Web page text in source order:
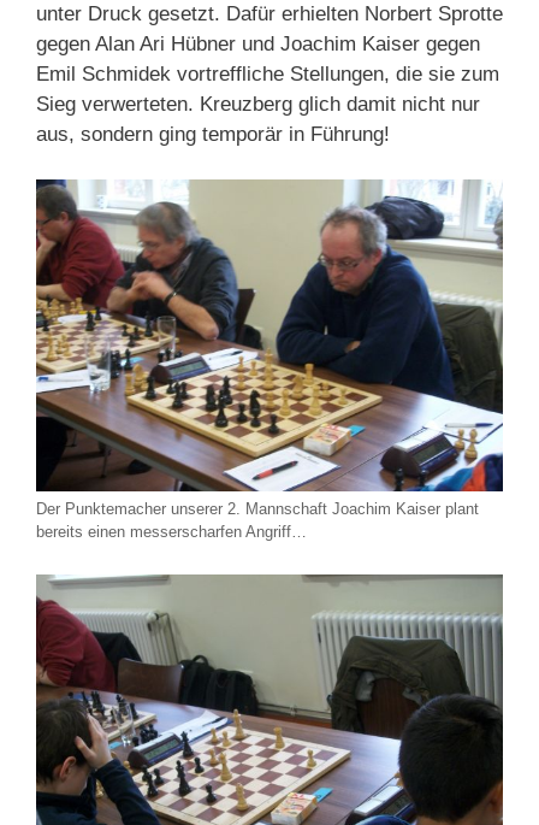
unter Druck gesetzt. Dafür erhielten Norbert Sprotte
gegen Alan Ari Hübner und Joachim Kaiser gegen
Emil Schmidek vortreffliche Stellungen, die sie zum
Sieg verwerteten. Kreuzberg glich damit nicht nur
aus, sondern ging temporär in Führung!
Der Punktemacher unserer 2. Mannschaft Joachim Kaiser plant
bereits einen messerscharfen Angriff…